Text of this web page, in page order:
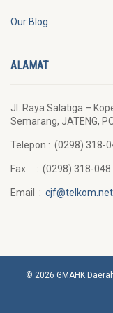
Our Blog
ALAMAT
Jl. Raya Salatiga –
Semarang, JATENG,
Telepon : (0298) 318-
Fax : (0298) 318-048
Email : cjf@telkom.net
© 2026 GMAHK